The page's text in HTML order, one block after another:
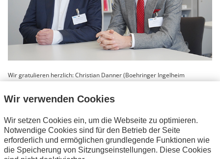
Wir gratulieren herzlich: Christian Danner (Boehringer Ingelheim
neuen Leitern des AWV-Arbeitskreises „Verrechnungspreise“ gewählt (v. l.
n. r.).
Der AWV-Arbeitskreis „Verrechnungspreise“ ist seit
Wir verwenden Cookies
Wir setzen Cookies ein, um die Webseite zu optimieren.
Notwendige Cookies sind für den Betrieb der Seite
erforderlich und ermöglichen grundlegende Funktionen wie
die Speicherung von Sitzungseinstellungen. Diese Cookies